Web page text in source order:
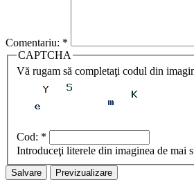
Comentariu: *
CAPTCHA
Vă rugam să completaţi codul din
Cod: *
Introduceţi literele din imaginea de mai